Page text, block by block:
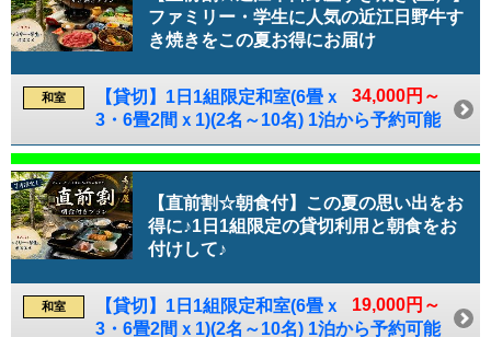
ファミリー・学生に人気の近江日野牛す
き焼きをこの夏お得にお届け
34,000円～
和室
【貸切】1日1組限定和室(6畳ｘ
3・6畳2間ｘ1)(2名～10名) 1泊から予約可能
【直前割☆朝食付】この夏の思い出をお
得に♪1日1組限定の貸切利用と朝食をお
付けして♪
19,000円～
和室
【貸切】1日1組限定和室(6畳ｘ
3・6畳2間ｘ1)(2名～10名) 1泊から予約可能